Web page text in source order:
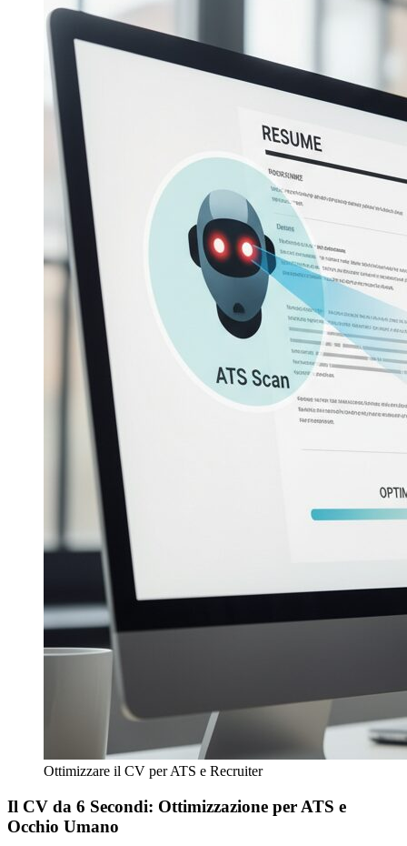
Ottimizzare il CV per ATS e Recruiter
Il CV da 6 Secondi: Ottimizzazione per ATS e
Occhio Umano